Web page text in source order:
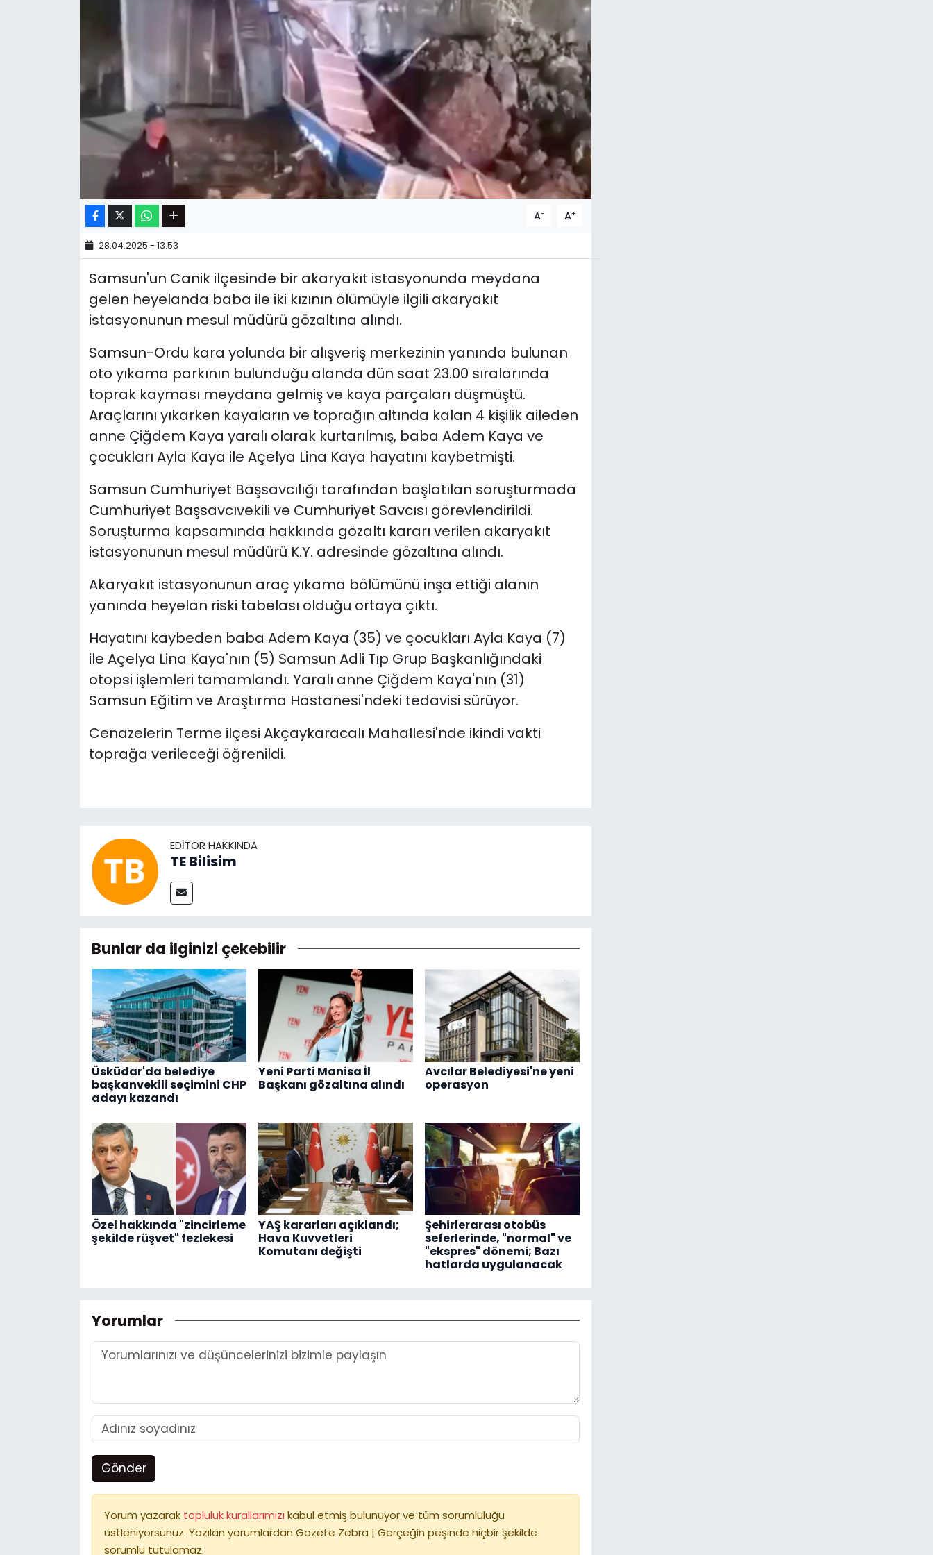
A- A+
28.04.2025 - 13:53
Samsun'un Canik ilçesinde bir akaryakıt istasyonunda meydana
gelen heyelanda baba ile iki kızının ölümüyle ilgili akaryakıt
istasyonunun mesul müdürü gözaltına alındı.
Samsun-Ordu kara yolunda bir alışveriş merkezinin yanında bulunan
oto yıkama parkının bulunduğu alanda dün saat 23.00 sıralarında
toprak kayması meydana gelmiş ve kaya parçaları düşmüştü.
Araçlarını yıkarken kayaların ve toprağın altında kalan 4 kişilik aileden
anne Çiğdem Kaya yaralı olarak kurtarılmış, baba Adem Kaya ve
çocukları Ayla Kaya ile Açelya Lina Kaya hayatını kaybetmişti.
Samsun Cumhuriyet Başsavcılığı tarafından başlatılan soruşturmada
Cumhuriyet Başsavcıvekili ve Cumhuriyet Savcısı görevlendirildi.
Soruşturma kapsamında hakkında gözaltı kararı verilen akaryakıt
istasyonunun mesul müdürü K.Y. adresinde gözaltına alındı.
Akaryakıt istasyonunun araç yıkama bölümünü inşa ettiği alanın
yanında heyelan riski tabelası olduğu ortaya çıktı.
Hayatını kaybeden baba Adem Kaya (35) ve çocukları Ayla Kaya (7)
ile Açelya Lina Kaya'nın (5) Samsun Adli Tıp Grup Başkanlığındaki
otopsi işlemleri tamamlandı. Yaralı anne Çiğdem Kaya'nın (31)
Samsun Eğitim ve Araştırma Hastanesi'ndeki tedavisi sürüyor.
Cenazelerin Terme ilçesi Akçaykaracalı Mahallesi'nde ikindi vakti
toprağa verileceği öğrenildi.
EDITÖR HAKKINDA
TE Bilisim
Bunlar da ilginizi çekebilir
Üsküdar'da belediye
başkanvekili seçimini CHP
adayı kazandı
Yeni Parti Manisa İl
Başkanı gözaltına alındı
Avcılar Belediyesi'ne yeni
operasyon
Özel hakkında "zincirleme
şekilde rüşvet" fezlekesi
YAŞ kararları açıklandı;
Hava Kuvvetleri
Komutanı değişti
Şehirlerarası otobüs
seferlerinde, "normal" ve
"ekspres" dönemi; Bazı
hatlarda uygulanacak
Yorumlar
Gönder
Yorum yazarak topluluk kurallarımızı kabul etmiş bulunuyor ve tüm sorumluluğu
üstleniyorsunuz. Yazılan yorumlardan Gazete Zebra | Gerçeğin peşinde hiçbir şekilde
sorumlu tutulamaz.